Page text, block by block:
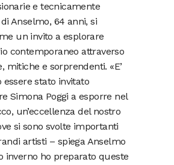
e tecnicamente
Anselmo, 64 anni, si
un invito a esplorare
contemporaneo attraverso
mitiche e sorprendenti. «E’
essere stato invitato
Simona Poggi a esporre nel
un’eccellenza del nostro
si sono svolte importanti
artisti – spiega Anselmo
inverno ho preparato queste